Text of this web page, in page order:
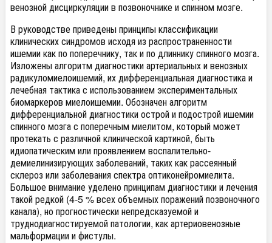
венозной дисциркуляции в позвоночнике и спинном мозге.
В руководстве приведены принципы классификации
клинических синдромов исходя из распространенности
ишемии как по поперечнику, так и по длиннику спинного мозга.
Изложены алгоритм диагностики артериальных и венозных
радикуломиелоишемий, их дифференциальная диагностика и
лечебная тактика с использованием экспериментальных
биомаркеров миелоишемии. Обозначен алгоритм
дифференциальной диагностики острой и подострой ишемии
спинного мозга с поперечным миелитом, который может
протекать с различной клинической картиной, быть
идиопатическим или проявлением воспалительно-
демиелинизирующих заболеваний, таких как рассеянный
склероз или заболевания спектра оптиконейромиелита.
Большое внимание уделено принципам диагностики и лечения
такой редкой (4-5 % всех объемных поражений позвоночного
канала), но прогностически непредсказуемой и
труднодиагностируемой патологии, как артериовенозные
мальформации и фистулы.